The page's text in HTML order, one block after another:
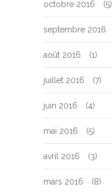
octobre 2016 (5)
septembre 2016
août 2016 (1)
juillet 2016 (7)
juin 2016 (4)
mai 2016 (5)
avril 2016 (3)
mars 2016 (8)